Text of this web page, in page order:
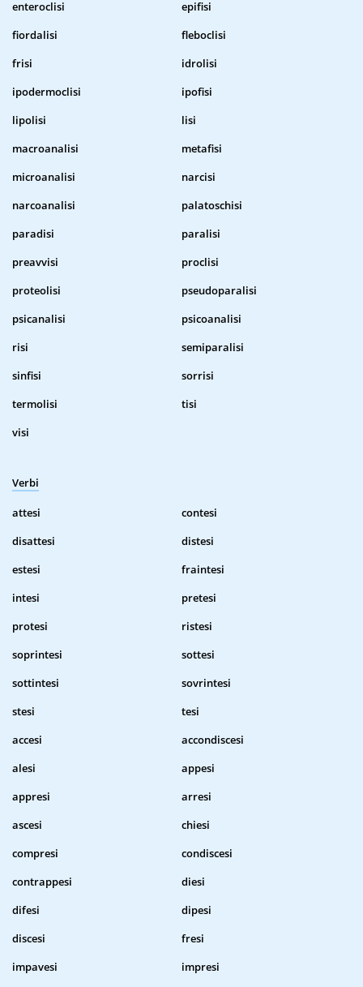
enteroclisi
epifisi
fiordalisi
fleboclisi
frisi
idrolisi
ipodermoclisi
ipofisi
lipolisi
lisi
macroanalisi
metafisi
microanalisi
narcisi
narcoanalisi
palatoschisi
paradisi
paralisi
preavvisi
proclisi
proteolisi
pseudoparalisi
psicanalisi
psicoanalisi
risi
semiparalisi
sinfisi
sorrisi
termolisi
tisi
visi
Verbi
attesi
contesi
disattesi
distesi
estesi
fraintesi
intesi
pretesi
protesi
ristesi
soprintesi
sottesi
sottintesi
sovrintesi
stesi
tesi
accesi
accondiscesi
alesi
appesi
appresi
arresi
ascesi
chiesi
compresi
condiscesi
contrappesi
diesi
difesi
dipesi
discesi
fresi
impavesi
impresi